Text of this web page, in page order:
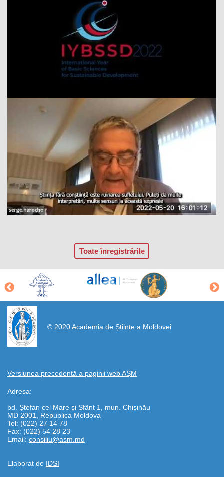
Toate înregistrările
© 2020 Academia de Științe a Moldovei
Versiunea precedentă a paginii web AȘM
Adresa:
bd. Ștefan cel Mare și Sfânt 1, mun. Chișinău
MD 2001, Republica Moldova
Tel: (022) 27 14 78
Fax: (022) 54 28 23
Email: consiliu@asm.md
Elaborat de IDSI
https://propletenie.ru/